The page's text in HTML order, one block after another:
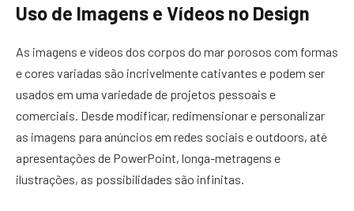
Uso de Imagens e Vídeos no Design
As imagens e vídeos dos corpos do mar porosos com formas
e cores variadas são incrivelmente cativantes e podem ser
usados em uma variedade de projetos pessoais e
comerciais. Desde modificar, redimensionar e personalizar
as imagens para anúncios em redes sociais e outdoors, até
apresentações de PowerPoint, longa-metragens e
ilustrações, as possibilidades são infinitas.